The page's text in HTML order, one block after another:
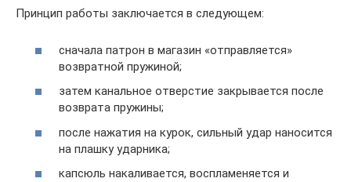
Принцип работы заключается в следующем:
сначала патрон в магазин «отправляется»
возвратной пружиной;
затем канальное отверстие закрывается после
возврата пружины;
после нажатия на курок, сильный удар наносится
на плашку ударника;
капсюль накаливается, воспламеняется и